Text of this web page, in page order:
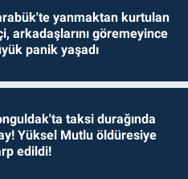
yanmaktan kurtulan
arkadaşlarını göremeyince
panik yaşadı
taksi durağında
Yüksel Mutlu öldüresiye
edildi!